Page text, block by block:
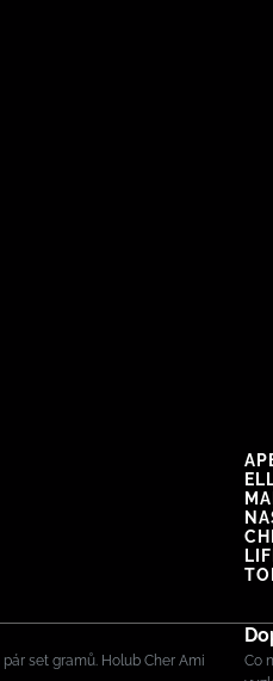
set gramů. Holub Cher Ami
Co